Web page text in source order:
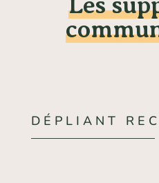
DÉPLIANT